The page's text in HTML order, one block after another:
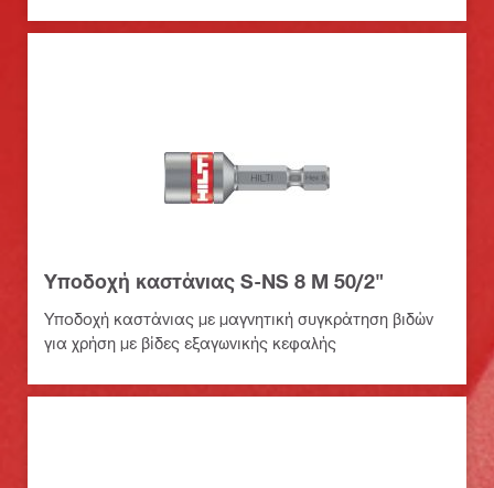
Υποδοχή καστάνιας S-NS 8 M 50/2"
Υποδοχή καστάνιας με μαγνητική συγκράτηση βιδών
για χρήση με βίδες εξαγωνικής κεφαλής